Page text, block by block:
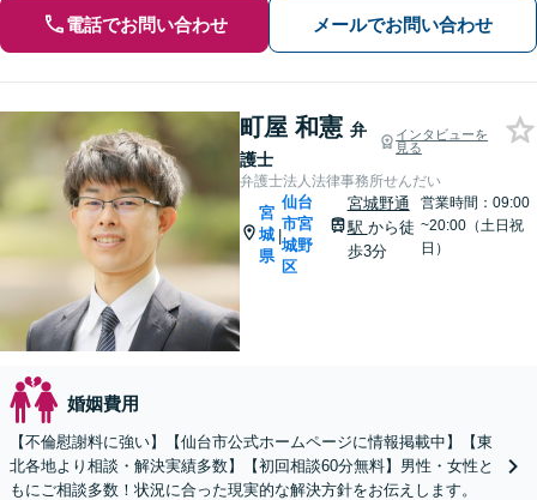
電話でお問い合わせ メールでお問い合わせ
町屋 和憲 弁
護士
インタビューを
見る
弁護士法人法律事務所せんだい
宮
城
県
|
仙台
市宮
城野
区
宮城野通
駅 から徒
歩3分
営業時間：09:00
~20:00（土日祝
日）
婚姻費用
【不倫慰謝料に強い】【仙台市公式ホームページに情報掲載中】【東
北各地より相談・解決実績多数】【初回相談60分無料】男性・女性と
もにご相談多数！状況に合った現実的な解決方針をお伝えします。